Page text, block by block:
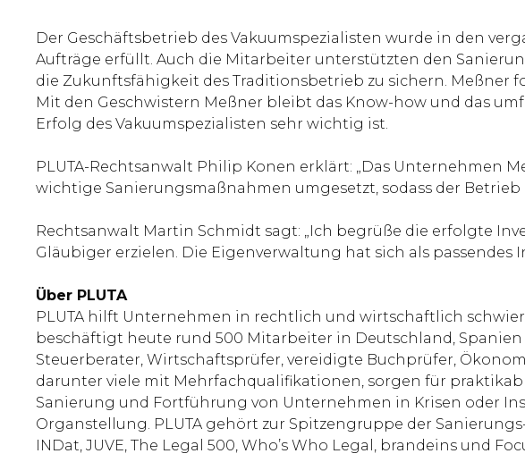
Der Geschäftsbetrieb des Vakuumspezialisten wurde in den
Aufträge erfüllt. Auch die Mitarbeiter unterstützten den
die Zukunftsfähigkeit des Traditionsbetrieb zu sichern. Meßner
Mit den Geschwistern Meßner bleibt das Know-how und das
Erfolg des Vakuumspezialisten sehr wichtig ist.
PLUTA-Rechtsanwalt Philip Konen erklärt: „Das Unternehmen
wichtige Sanierungsmaßnahmen umgesetzt, sodass der
Rechtsanwalt Martin Schmidt sagt: „Ich begrüße die erfolgte
Gläubiger erzielen. Die Eigenverwaltung hat sich als
Über PLUTA
PLUTA hilft Unternehmen in rechtlich und wirtschaftlich
beschäftigt heute rund 500 Mitarbeiter in Deutschland,
Steuerberater, Wirtschaftsprüfer, vereidigte Buchprüfer,
darunter viele mit Mehrfachqualifikationen, sorgen für
Sanierung und Fortführung von Unternehmen in Krisen oder
Organstellung. PLUTA gehört zur Spitzengruppe der
INDat, JUVE, The Legal 500, Who’s Who Legal, brandeins und